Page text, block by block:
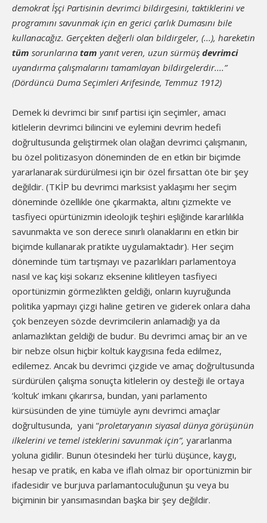
demokrat İşçi Partisinin devrimci bildirgesini, taktiklerini ve
programını savunmak için en gerici çarlık Dumasını bile
kullanacağız. Gerçekten değerli olan bildirgeler, (...), hareketin
tüm sorunlarına tam yanıt veren, uzun sürmüş devrimci
uyandırma çalışmalarını tamamlayan bildirgelerdir....”
(Dördüncü Duma Seçimleri Arifesinde, Temmuz 1912)
Demek ki devrimci bir sınıf partisi için seçimler, amacı
kitlelerin devrimci bilincini ve eylemini devrim hedefi
doğrultusunda geliştirmek olan olağan devrimci çalışmanın,
bu özel politizasyon döneminden de en etkin bir biçimde
yararlanarak sürdürülmesi için bir özel fırsattan öte bir şey
değildir. (TKİP bu devrimci marksist yaklaşımı her seçim
döneminde özellikle öne çıkarmakta, altını çizmekte ve
tasfiyeci opürtünizmin ideolojik teşhiri eşliğinde kararlılıkla
savunmakta ve son derece sınırlı olanaklarını en etkin bir
biçimde kullanarak pratikte uygulamaktadır). Her seçim
döneminde tüm tartışmayı ve pazarlıkları parlamentoya
nasıl ve kaç kişi sokarız eksenine kilitleyen tasfiyeci
oportünizmin görmezlikten geldiği, onların kuyruğunda
politika yapmayı çizgi haline getiren ve giderek onlara daha
çok benzeyen sözde devrimcilerin anlamadığı ya da
anlamazlıktan geldiği de budur. Bu devrimci amaç bir an ve
bir nebze olsun hiçbir koltuk kaygısına feda edilmez,
edilemez. Ancak bu devrimci çizgide ve amaç doğrultusunda
sürdürülen çalışma sonuçta kitlelerin oy desteği ile ortaya
‘koltuk’ imkanı çıkarırsa, bundan, yani parlamento
kürsüsünden de yine tümüyle aynı devrimci amaçlar
doğrultusunda, yani “proletaryanın siyasal dünya görüşünün
ilkelerini ve temel isteklerini savunmak için”, yararlanma
yoluna gidilir. Bunun ötesindeki her türlü düşünce, kaygı,
hesap ve pratik, en kaba ve iflah olmaz bir oportünizmin bir
ifadesidir ve burjuva parlamantoculuğunun şu veya bu
biçiminin bir yansımasından başka bir şey değildir.